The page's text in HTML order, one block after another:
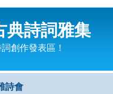
典詩詞雅集
創作發表區！
詩會